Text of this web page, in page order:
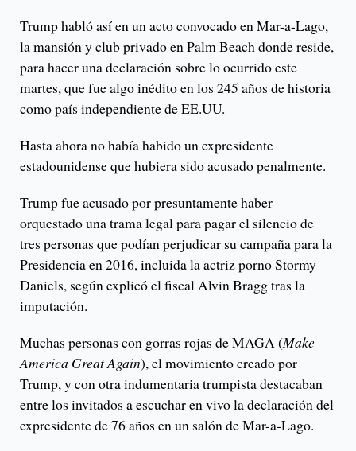
Trump habló así en un acto convocado en Mar-a-Lago,
la mansión y club privado en Palm Beach donde reside,
para hacer una declaración sobre lo ocurrido este
martes, que fue algo inédito en los 245 años de historia
como país independiente de EE.UU.
Hasta ahora no había habido un expresidente
estadounidense que hubiera sido acusado penalmente.
Trump fue acusado por presuntamente haber
orquestado una trama legal para pagar el silencio de
tres personas que podían perjudicar su campaña para la
Presidencia en 2016, incluida la actriz porno Stormy
Daniels, según explicó el fiscal Alvin Bragg tras la
imputación.
Muchas personas con gorras rojas de MAGA (Make
America Great Again), el movimiento creado por
Trump, y con otra indumentaria trumpista destacaban
entre los invitados a escuchar en vivo la declaración del
expresidente de 76 años en un salón de Mar-a-Lago.